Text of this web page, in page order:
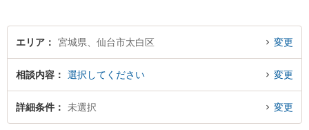
ださい。
エリア 宮城県、仙台市太白区 変更
相談内容 選択してください 変更
詳細条件 未選択 変更